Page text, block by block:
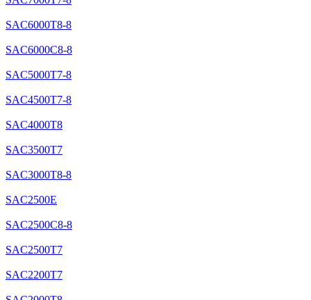
SAC6000T8-8
SAC6000C8-8
SAC5000T7-8
SAC4500T7-8
SAC4000T8
SAC3500T7
SAC3000T8-8
SAC2500E
SAC2500C8-8
SAC2500T7
SAC2200T7